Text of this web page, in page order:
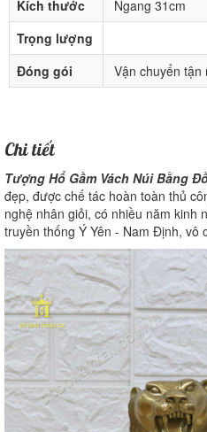
Kích thước
Ngang 31cm
Trọng lượng
Đóng gói
Vận chuyển tận
Chi tiết
Tượng Hổ Gầm Vách Núi Bằng
đẹp, được chế tác hoàn toàn thủ
nghệ nhân giỏi, có nhiều năm kinh
truyền thống Ý Yên - Nam Định, vô